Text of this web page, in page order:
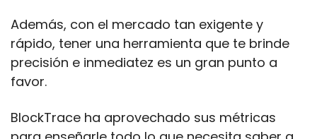
Además, con el mercado tan exigente y
rápido, tener una herramienta que te brinde
precisión e inmediatez es un gran punto a
favor.
BlockTrace ha aprovechado sus métricas